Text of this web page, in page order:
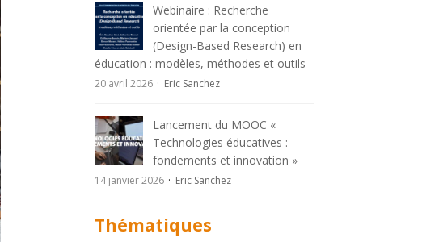
Webinaire : Recherche
orientée par la conception
(Design-Based Research) en
éducation : modèles, méthodes et outils
20 avril 2026 Eric Sanchez
Lancement du MOOC «
Technologies éducatives :
fondements et innovation »
14 janvier 2026 Eric Sanchez
Thématiques